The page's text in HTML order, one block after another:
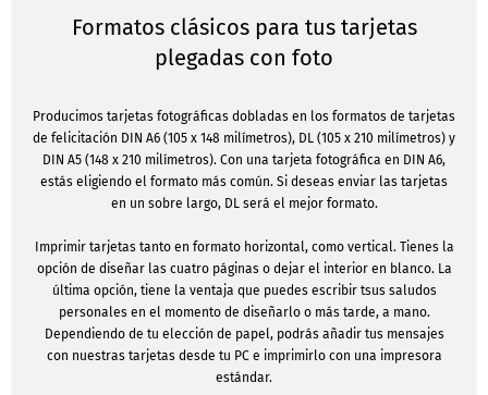
Formatos clásicos para tus tarjetas
plegadas con foto
Producimos tarjetas fotográficas dobladas en los formatos de tarjetas
de felicitación DIN A6 (105 x 148 milímetros), DL (105 x 210 milímetros) y
DIN A5 (148 x 210 milímetros). Con una tarjeta fotográfica en DIN A6,
estás eligiendo el formato más común. Si deseas enviar las tarjetas
en un sobre largo, DL será el mejor formato.
Imprimir tarjetas tanto en formato horizontal, como vertical. Tienes la
opción de diseñar las cuatro páginas o dejar el interior en blanco. La
última opción, tiene la ventaja que puedes escribir tsus saludos
personales en el momento de diseñarlo o más tarde, a mano.
Dependiendo de tu elección de papel, podrás añadir tus mensajes
con nuestras tarjetas desde tu PC e imprimirlo con una impresora
estándar.